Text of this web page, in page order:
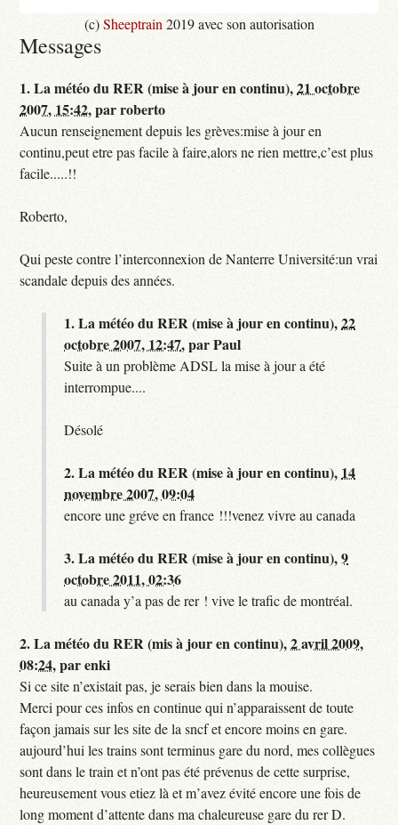
(c)Sheeptrain 2019 avec son autorisation
Messages
1.La météo du RER (mise à jour en continu),21 octobre
2007, 15:42,parroberto
Aucun renseignement depuis les grèves:mise à jour en
continu,peut etre pas facile à faire,alors ne rien mettre,c’est plus
facile.....!!
Roberto,
Qui peste contre l’interconnexion de Nanterre Université:un vrai
scandale depuis des années.
1.La météo du RER (mise à jour en continu),22
octobre 2007, 12:47,parPaul
Suite à un problème ADSL la mise à jour a été
interrompue....
Désolé
2.La météo du RER (mise à jour en continu), 14
novembre 2007, 09:04
encore une gréve en france !!!venez vivre au canada
3.La météo du RER (mise à jour en continu),9
octobre 2011, 02:36
au canada y’a pas de rer ! vive le trafic de montréal.
2.La météo du RER (mis à jour en continu),2 avril 2009,
08:24,parenki
Si ce site n’existait pas, je serais bien dans la mouise.
Merci pour ces infos en continue qui n’apparaissent de toute
façon jamais sur les site de la sncf et encore moins en gare.
aujourd’hui les trains sont terminus gare du nord, mes collègues
sont dans le train et n’ont pas été prévenus de cette surprise,
heureusement vous etiez là et m’avez évité encore une fois de
long moment d’attente dans ma chaleureuse gare du rer D.